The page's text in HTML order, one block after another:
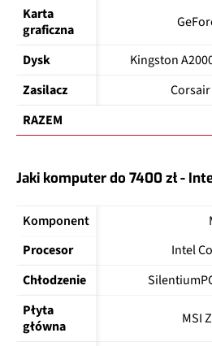
Karta
graficzna
Dysk
Kingston
Zasilacz
Corsair
RAZEM
Jaki komputer do 7400 zł -
Komponent
Procesor
Intel
Chłodzenie
Płyta
główna
MSI